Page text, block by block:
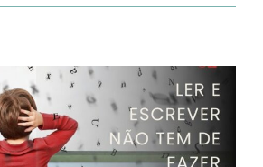
no
Expressão
e
Celebração
em